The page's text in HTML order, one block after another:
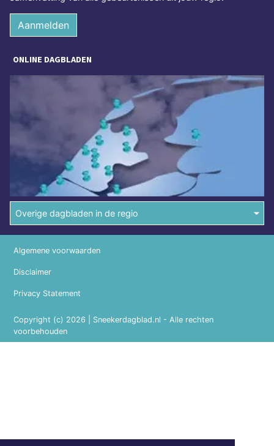
Aanmelden
ONLINE DAGBLADEN
Overige dagbladen in de regio
Copyright (c) 2026 | Sneekerdagblad.nl - Alle rechten
voorbehouden
Algemene voorwaarden
Disclaimer
Privacy Statement